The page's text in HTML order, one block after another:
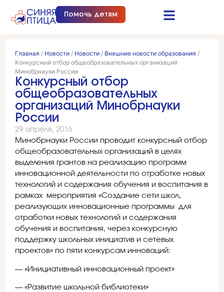
Помочь детям
Главная / Новости / Новости / Внешние новости образования /
Конкурсный отбор общеобразовательных организаций
Минобрнауки России
Конкурсный отбор
общеобразовательных
организаций Минобрнауки
России
29 апреля, 2016
Минобрнауки России проводит конкурсный отбор
общеобразовательных организаций в целях
выделения грантов на реализацию программ
инновационной деятельности по отработке новых
технологий и содержания обучения и воспитания в
рамках мероприятия «Создание сети школ,
реализующих инновационные программы для
отработки новых технологий и содержания
обучения и воспитания, через конкурсную
поддержку школьных инициатив и сетевых
проектов» по пяти конкурсам инноваций:
— «Инициативный инновационный проект»
— «Развитие школьной библиотеки»